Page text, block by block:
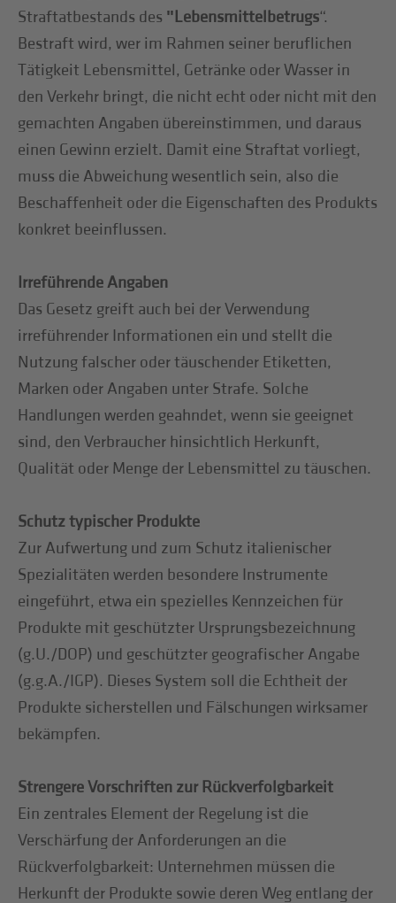
Straftatbestands des ʺLebensmittelbetrugs“.
Bestraft wird, wer im Rahmen seiner beruflichen
Tätigkeit Lebensmittel, Getränke oder Wasser in
den Verkehr bringt, die nicht echt oder nicht mit den
gemachten Angaben übereinstimmen, und daraus
einen Gewinn erzielt. Damit eine Straftat vorliegt,
muss die Abweichung wesentlich sein, also die
Beschaffenheit oder die Eigenschaften des Produkts
konkret beeinflussen.
Irreführende Angaben
Das Gesetz greift auch bei der Verwendung
irreführender Informationen ein und stellt die
Nutzung falscher oder täuschender Etiketten,
Marken oder Angaben unter Strafe. Solche
Handlungen werden geahndet, wenn sie geeignet
sind, den Verbraucher hinsichtlich Herkunft,
Qualität oder Menge der Lebensmittel zu täuschen.
Schutz typischer Produkte
Zur Aufwertung und zum Schutz italienischer
Spezialitäten werden besondere Instrumente
eingeführt, etwa ein spezielles Kennzeichen für
Produkte mit geschützter Ursprungsbezeichnung
(g.U./DOP) und geschützter geografischer Angabe
(g.g.A./IGP). Dieses System soll die Echtheit der
Produkte sicherstellen und Fälschungen wirksamer
bekämpfen.
Strengere Vorschriften zur Rückverfolgbarkeit
Ein zentrales Element der Regelung ist die
Verschärfung der Anforderungen an die
Rückverfolgbarkeit: Unternehmen müssen die
Herkunft der Produkte sowie deren Weg entlang der